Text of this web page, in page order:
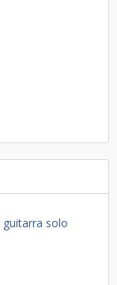
guitarra solo